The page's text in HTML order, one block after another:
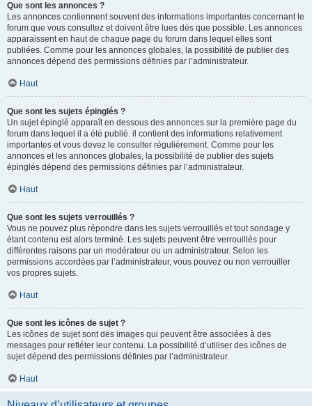
Que sont les annonces ?
Les annonces contiennent souvent des informations importantes concernant le
forum que vous consultez et doivent être lues dès que possible. Les annonces
apparaissent en haut de chaque page du forum dans lequel elles sont
publiées. Comme pour les annonces globales, la possibilité de publier des
annonces dépend des permissions définies par l’administrateur.
Haut
Que sont les sujets épinglés ?
Un sujet épinglé apparaît en dessous des annonces sur la première page du
forum dans lequel il a été publié. il contient des informations relativement
importantes et vous devez le consulter régulièrement. Comme pour les
annonces et les annonces globales, la possibilité de publier des sujets
épinglés dépend des permissions définies par l’administrateur.
Haut
Que sont les sujets verrouillés ?
Vous ne pouvez plus répondre dans les sujets verrouillés et tout sondage y
étant contenu est alors terminé. Les sujets peuvent être verrouillés pour
différentes raisons par un modérateur ou un administrateur. Selon les
permissions accordées par l’administrateur, vous pouvez ou non verrouiller
vos propres sujets.
Haut
Que sont les icônes de sujet ?
Les icônes de sujet sont des images qui peuvent être associées à des
messages pour refléter leur contenu. La possibilité d’utiliser des icônes de
sujet dépend des permissions définies par l’administrateur.
Haut